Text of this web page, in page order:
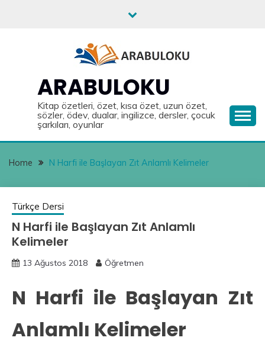
ARABULOKU
Kitap özetleri, özet, kısa özet, uzun özet,
sözler, ödev, dualar, ingilizce, dersler, çocuk
şarkıları, oyunlar
Home N Harfi ile Başlayan Zıt Anlamlı Kelimeler
Türkçe Dersi
N Harfi ile Başlayan Zıt Anlamlı
Kelimeler
13 Ağustos 2018 Öğretmen
N Harfi ile Başlayan Zıt
Anlamlı Kelimeler